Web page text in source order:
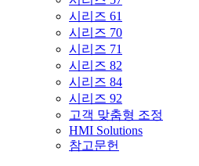
시리즈 61
시리즈 70
시리즈 71
시리즈 82
시리즈 84
시리즈 92
고객 맞춤형 조정
HMI Solutions
참고문헌